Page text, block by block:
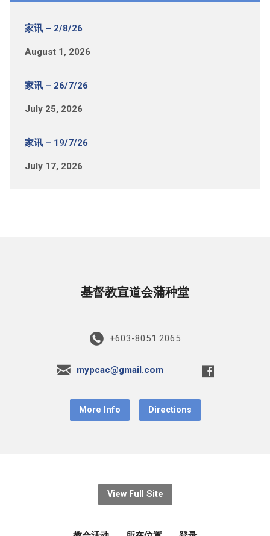
家讯 – 2/8/26
August 1, 2026
家讯 – 26/7/26
July 25, 2026
家讯 – 19/7/26
July 17, 2026
基督教宣道会蒲种堂
+603-8051 2065
mypcac@gmail.com
More Info Directions
View Full Site